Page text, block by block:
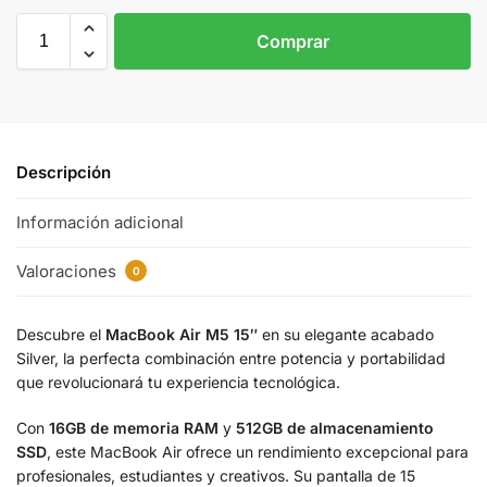
Comprar
Descripción
Información adicional
Valoraciones 0
Descubre el MacBook Air M5 15″ en su elegante acabado
Silver, la perfecta combinación entre potencia y portabilidad
que revolucionará tu experiencia tecnológica.
Con 16GB de memoria RAM y 512GB de almacenamiento
SSD, este MacBook Air ofrece un rendimiento excepcional para
profesionales, estudiantes y creativos. Su pantalla de 15